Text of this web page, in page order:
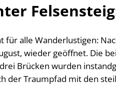
für alle Wanderlustigen:
wieder geöffnet. Die
Brücken wurden
der Traumpfad mit den